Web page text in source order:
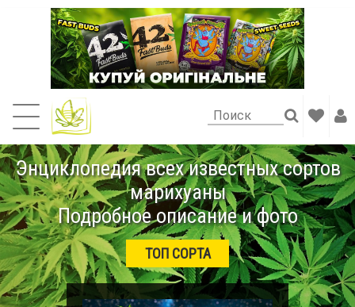
Энциклопедия всех известных сортов
марихуаны
Подробное описание и фото
ТОП СОРТА